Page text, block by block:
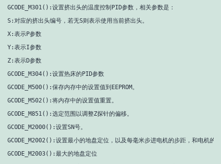
GCODE_M301():设置挤出头的温度控制PID参数，相关参数是：
S:对应的挤出头编号，若无S则表示使用当前挤出头。
X:表示P参数
Y:表示I参数
Z:表示D参数
GCODE_M304():设置热床的PID参数
GCODE_M500():保存内存中的设置值到EEPROM。
GCODE_M502():将内存中的设置值重置。
GCODE_M851():选定范围以调整Z探针的偏移。
GCODE_M2000():设置SN号。
GCODE_M2002():设置最小的地盘定位，以及每毫米步进电机的步距，和电机的
GCODE_M2003():最大的地盘定位